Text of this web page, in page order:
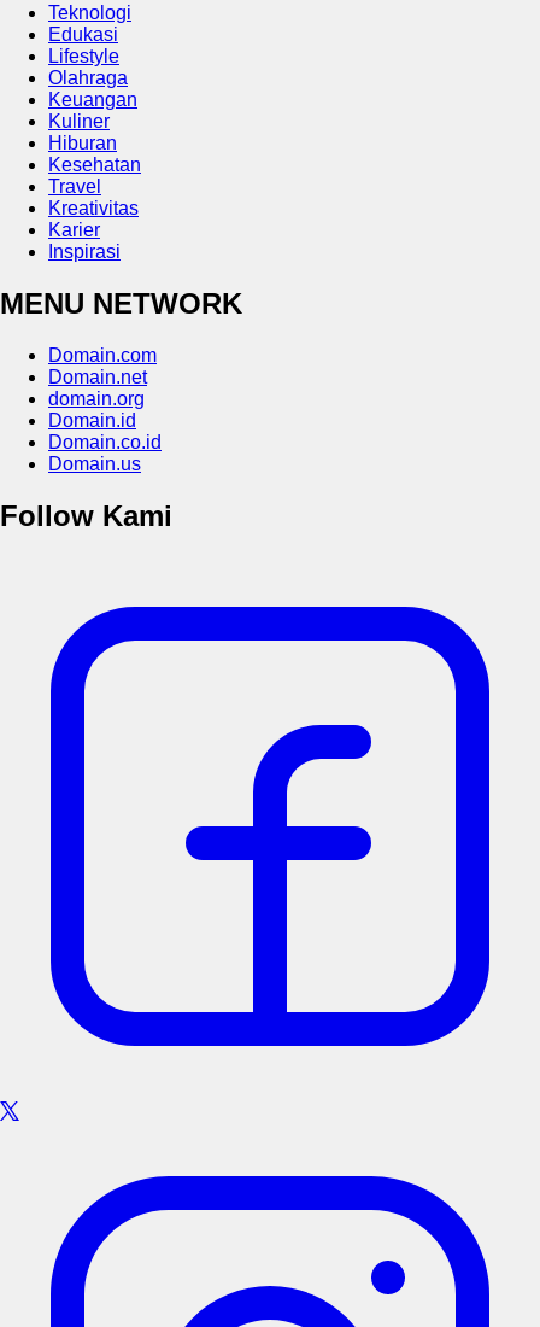
Teknologi
Edukasi
Lifestyle
Olahraga
Keuangan
Kuliner
Hiburan
Kesehatan
Travel
Kreativitas
Karier
Inspirasi
MENU NETWORK
Domain.com
Domain.net
domain.org
Domain.id
Domain.co.id
Domain.us
Follow Kami